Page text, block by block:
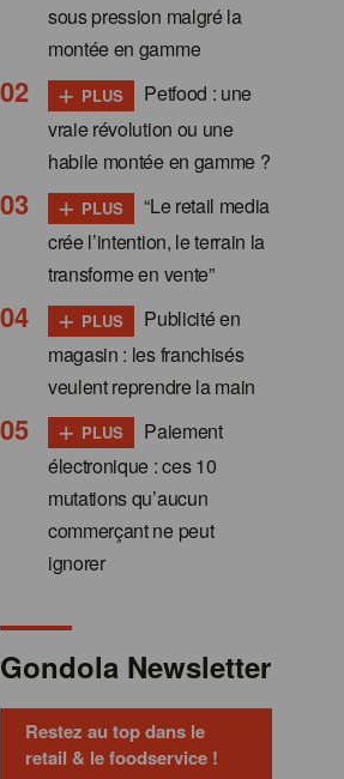
sous pression malgré la
montée en gamme
+ PLUS
Petfood : une
vraie révolution ou une
habile montée en gamme ?
+ PLUS
“Le retail media
crée l’intention, le terrain la
transforme en vente”
+ PLUS
Publicité en
magasin : les franchisés
veulent reprendre la main
+ PLUS
Paiement
électronique : ces 10
mutations qu’aucun
commerçant ne peut
ignorer
Gondola Newsletter
Restez au top dans le
retail & le foodservice !